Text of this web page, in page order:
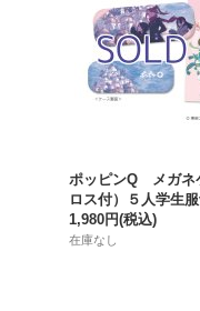
ポッピンQ メガネ
ロス付）５人学生
1,980円(税込)
在庫なし